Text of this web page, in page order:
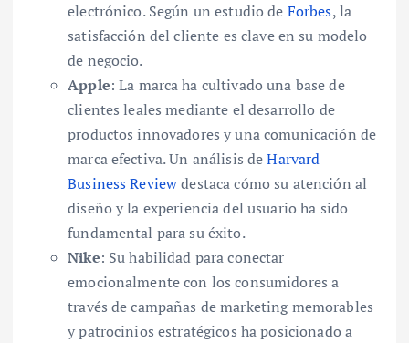
electrónico. Según un estudio de Forbes, la
satisfacción del cliente es clave en su modelo
de negocio.
Apple: La marca ha cultivado una base de
clientes leales mediante el desarrollo de
productos innovadores y una comunicación de
marca efectiva. Un análisis deHarvard
Business Reviewdestaca cómo su atención al
diseño y la experiencia del usuario ha sido
fundamental para su éxito.
Nike: Su habilidad para conectar
emocionalmente con los consumidores a
través de campañas de marketing memorables
y patrocinios estratégicos ha posicionado a